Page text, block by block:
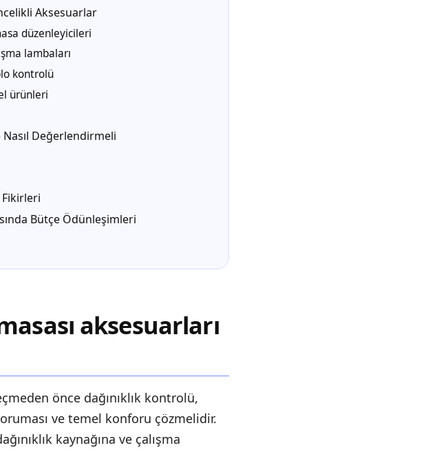
Aksesuarlar
düzenleyicileri
lambaları
kontrolü
ürünleri
Nasıl Değerlendirmeli
Fikirleri
Bütçe Ödünleşimleri
aksesuarları
önce dağınıklık kontrolü,
ve temel konforu çözmelidir.
kaynağına ve çalışma